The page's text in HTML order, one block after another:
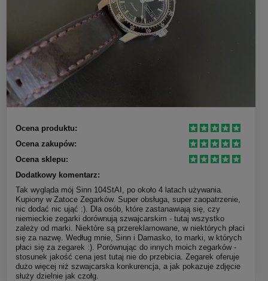
Ocena produktu:
Ocena zakupów:
Ocena sklepu:
Dodatkowy komentarz:
Tak wygląda mój Sinn 104StAI, po około 4 latach używania.
Kupiony w Zatoce Zegarków. Super obsługa, super zaopatrzenie,
nic dodać nic ująć :). Dla osób, które zastanawiają się, czy
niemieckie zegarki dorównują szwajcarskim - tutaj wszystko
zależy od marki. Niektóre są przereklamowane, w niektórych płaci
się za nazwę. Według mnie, Sinn i Damasko, to marki, w których
płaci się za zegarek :). Porównując do innych moich zegarków -
stosunek jakość cena jest tutaj nie do przebicia. Zegarek oferuje
dużo więcej niż szwajcarska konkurencja, a jak pokazuje zdjęcie
służy dzielnie jak czołg.